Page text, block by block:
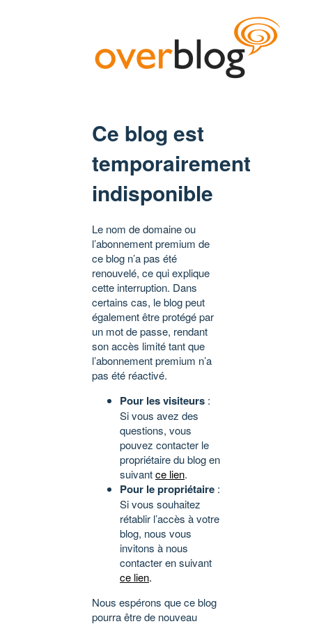
Ce blog est
temporairement
indisponible
Le nom de domaine ou
l’abonnement premium de
ce blog n’a pas été
renouvelé, ce qui explique
cette interruption. Dans
certains cas, le blog peut
également être protégé par
un mot de passe, rendant
son accès limité tant que
l’abonnement premium n’a
pas été réactivé.
Pour les visiteurs :
Si vous avez des
questions, vous
pouvez contacter le
propriétaire du blog en
suivantce lien.
Pour le propriétaire :
Si vous souhaitez
rétablir l’accès à votre
blog, nous vous
invitons à nous
contacter en suivant
ce lien.
Nous espérons que ce blog
pourra être de nouveau